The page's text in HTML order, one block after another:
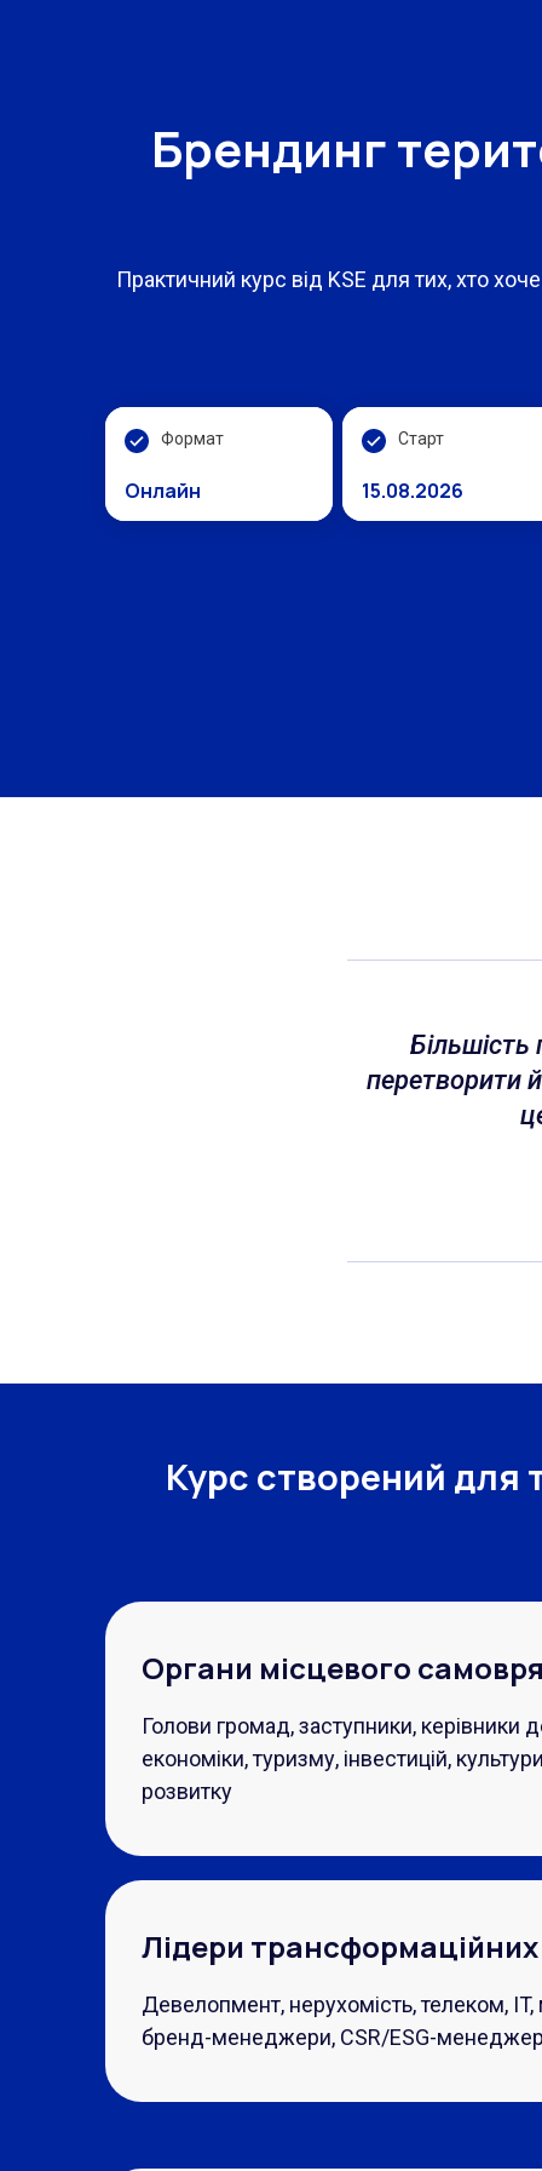
Брендинг
Практичний курс від KSE для тих, хто
Формат
Онлайн
Старт
15.08.2026
перетворити
Курс створений для
Органи місцевого
Голови громад, заступники, керівники
економіки, туризму, інвестицій,
розвитку
Лідери трансформаційних
Девелопмент, нерухомість, телеком,
бренд-менеджери, CSR/ESG-